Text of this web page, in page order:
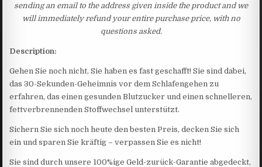
sending an email to the address given inside the product and we
will immediately refund your entire purchase price, with no
questions asked.
Description:
Gehen Sie noch nicht, Sie haben es fast geschafft! Sie sind dabei,
das 30-Sekunden-Geheimnis vor dem Schlafengehen zu
erfahren, das einen gesunden Blutzucker und einen schnelleren,
fettverbrennenden Stoffwechsel unterstützt.
Sichern Sie sich noch heute den besten Preis, decken Sie sich
ein und sparen Sie kräftig – verpassen Sie es nicht!
Sie sind durch unsere 100%ige Geld-zurück-Garantie abgedeckt,